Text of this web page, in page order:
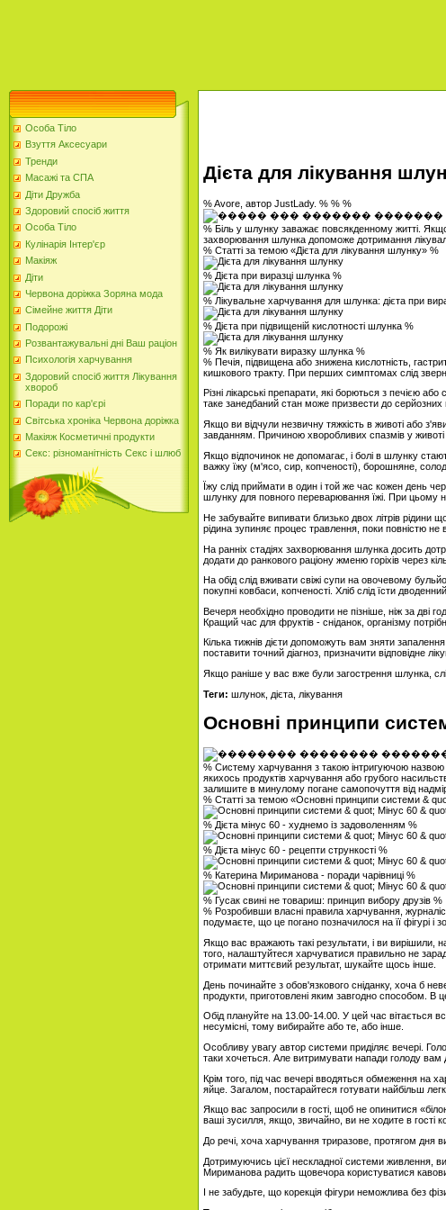
Особа Тіло
Взуття Аксесуари
Тренди
Масажі та СПА
Діти Дружба
Здоровий спосіб життя
Особа Тіло
Кулінарія Інтер'єр
Макіяж
Діти
Червона доріжка Зоряна мода
Сімейне життя Діти
Подорожі
Розвантажувальні дні Ваш раціон
Психологія харчування
Здоровий спосіб життя Лікування
хвороб
Поради по кар'єрі
Світська хроніка Червона доріжка
Макіяж Косметичні продукти
Секс: різноманітність Секс і шлюб
Дієта для лікування
% Avore, автор JustLady. % % %
% Біль у шлунку заважає повсякденному житті.
захворювання шлунка допоможе дотримання
% Статті за темою «Дієта для лікування шлунку» %
% Дієта при виразці шлунка %
% Лікувальне харчування для шлунка: дієта при
% Дієта при підвищеній кислотності шлунка %
% Як вилікувати виразку шлунка %
% Печія, підвищена або знижена кислотність,
кишкового тракту. При перших симптомах слід
Різні лікарські препарати, які борються з печією
таке занедбаний стан може призвести до серйозних
Якщо ви відчули незвичну тяжкість в животі або
завданням. Причиною хворобливих спазмів у
Якщо відпочинок не допомагає, і болі в шлунку
важку їжу (м'ясо, сир, копченості), борошняне,
Їжу слід приймати в один і той же час кожен день
шлунку для повного переварювання їжі. При цьому
Не забувайте випивати близько двох літрів рідини
рідина зупиняє процес травлення, поки повністю не
На ранніх стадіях захворювання шлунка досить
додати до ранкового раціону жменю горіхів через
На обід слід вживати свіжі супи на овочевому
покупні ковбаси, копченості. Хліб слід їсти
Вечеря необхідно проводити не пізніше, ніж за дві
Кращий час для фруктів - сніданок, організму
Кілька тижнів дієти допоможуть вам зняти
поставити точний діагноз, призначити відповідне
Якщо раніше у вас вже були загострення шлунка,
Теги: шлунок, дієта, лікування
Основні принципи
% Систему харчування з такою інтригуючою назвою
якихось продуктів харчування або грубого
залишите в минулому погане самопочуття від
% Статті за темою «Основні принципи системи &
% Дієта мінус 60 - худнемо із задоволенням %
% Дієта мінус 60 - рецепти стрункості %
% Катерина Мириманова - поради чарівниці %
% Гусак свині не товариш: принцип вибору друзів %
% Розробивши власні правила харчування,
подумаєте, що це погано позначилося на її фігурі і
Якщо вас вражають такі результати, і ви вирішили,
того, налаштуйтеся харчуватися правильно не
отримати миттєвий результат, шукайте щось інше.
День починайте з обов'язкового сніданку, хоча б
продукти, приготовлені яким завгодно способом. В
Обід плануйте на 13.00-14.00. У цей час вітається
несумісні, тому вибирайте або те, або інше.
Особливу увагу автор системи приділяє вечері.
таки хочеться. Але витримувати напади голоду вам
Крім того, під час вечері вводяться обмеження на
яйце. Загалом, постарайтеся готувати найбільш
Якщо вас запросили в гості, щоб не опинитися
ваші зусилля, якщо, звичайно, ви не ходите в гості
До речі, хоча харчування триразове, протягом дня
Дотримуючись цієї нескладної системи живлення,
Мириманова радить щовечора користуватися
І не забудьте, що корекція фігури неможлива без